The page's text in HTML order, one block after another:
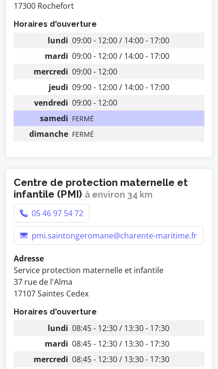
17300 Rochefort
Horaires d'ouverture
lundi 09:00 - 12:00 / 14:00 - 17:00
mardi 09:00 - 12:00 / 14:00 - 17:00
mercredi 09:00 - 12:00
jeudi 09:00 - 12:00 / 14:00 - 17:00
vendredi 09:00 - 12:00
samedi FERMÉ
dimanche FERMÉ
Centre de protection maternelle et
infantile (PMI) à environ 34 km
05 46 97 54 72
pmi.saintongeromane@charente-maritime.fr
Adresse
Service protection maternelle et infantile
37 rue de l'Alma
17107 Saintes Cedex
Horaires d'ouverture
lundi 08:45 - 12:30 / 13:30 - 17:30
mardi 08:45 - 12:30 / 13:30 - 17:30
mercredi 08:45 - 12:30 / 13:30 - 17:30